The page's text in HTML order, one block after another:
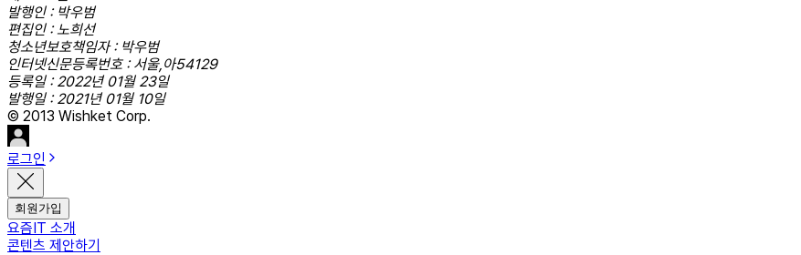
발행인 : 박우범
편집인 : 노희선
청소년보호책임자 : 박우범
인터넷신문등록번호 : 서울,아54129
등록일 : 2022년 01월 23일
발행일 : 2021년 01월 10일
© 2013 Wishket Corp.
로그인
회원가입
요즘IT 소개
콘텐츠 제안하기